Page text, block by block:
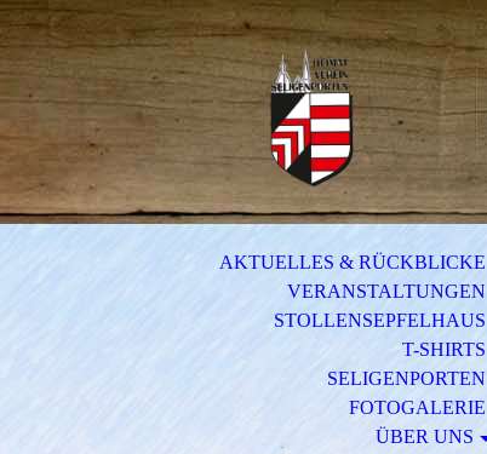
AKTUELLES & RÜCKBLICKE
VERANSTALTUNGEN
STOLLENSEPFELHAUS
T-SHIRTS
SELIGENPORTEN
FOTOGALERIE
ÜBER UNS